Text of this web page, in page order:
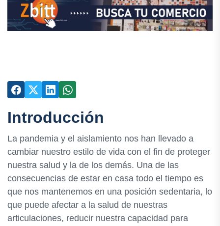
Introducción
La pandemia y el aislamiento nos han llevado a
cambiar nuestro estilo de vida con el fin de proteger
nuestra salud y la de los demás. Una de las
consecuencias de estar en casa todo el tiempo es
que nos mantenemos en una posición sedentaria, lo
que puede afectar a la salud de nuestras
articulaciones, reducir nuestra capacidad para